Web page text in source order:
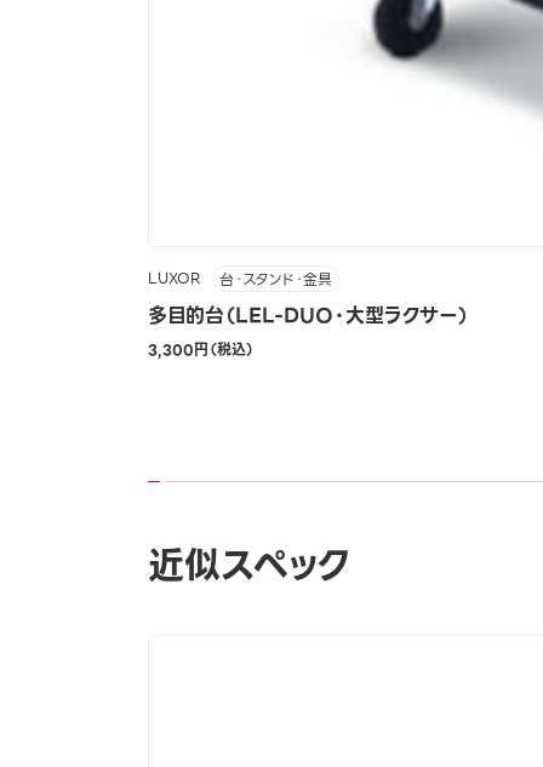
LUXOR 台・スタンド・金具
多目的台（LEL-DUO・大型ラクサー）
3,300円（税込）
近似スペック